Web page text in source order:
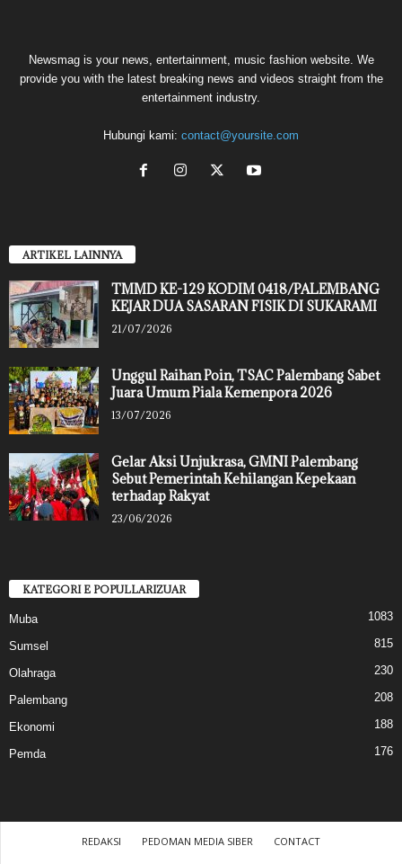
Newsmag is your news, entertainment, music fashion website. We
provide you with the latest breaking news and videos straight from the
entertainment industry.
Hubungi kami: contact@yoursite.com
ARTIKEL LAINNYA
TMMD KE-129 KODIM 0418/PALEMBANG
KEJAR DUA SASARAN FISIK DI SUKARAMI
21/07/2026
Unggul Raihan Poin, TSAC Palembang Sabet
Juara Umum Piala Kemenpora 2026
13/07/2026
Gelar Aksi Unjukrasa, GMNI Palembang
Sebut Pemerintah Kehilangan Kepekaan
terhadap Rakyat
23/06/2026
KATEGORI E POPULLARIZUAR
Muba 1083
Sumsel 815
Olahraga 230
Palembang 208
Ekonomi 188
Pemda 176
REDAKSI PEDOMAN MEDIA SIBER
CONTACT